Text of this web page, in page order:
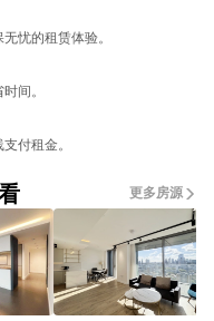
忧的租​​赁体验。
间。
付租金。
更多房源